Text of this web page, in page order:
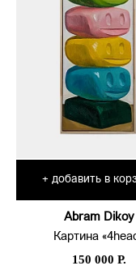
+ добавить в
Abram Dikoy
Картина
150 000 Р.